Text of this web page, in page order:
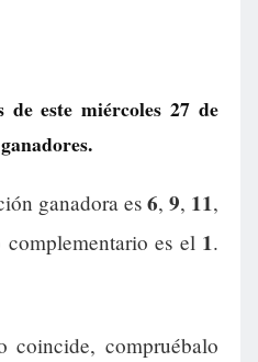
este miércoles 27 de
ganadora es6, 9, 11,
es el 1.
coincide, compruébalo